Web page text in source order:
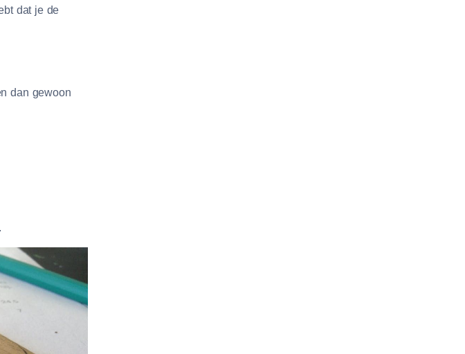
dat je de
dan gewoon